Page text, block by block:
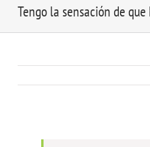
Tengo la sensación de
Larger